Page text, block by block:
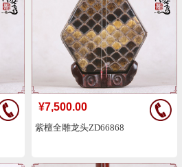
紫檀全雕龙头ZD66868
¥7,500.00